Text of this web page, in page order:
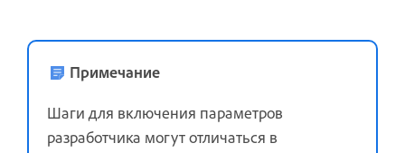
Примечание
Шаги для включения параметров
разработчика могут отличаться в